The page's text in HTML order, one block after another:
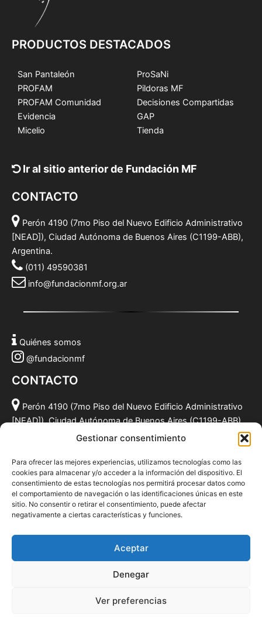
Gestionar consentimiento
Para ofrecer las mejores experiencias, utilizamos tecnologías como las
cookies para almacenar y/o acceder a la información del dispositivo. El
consentimiento de estas tecnologías nos permitirá procesar datos como
el comportamiento de navegación o las identificaciones únicas en este
sitio. No consentir o retirar el consentimiento, puede afectar
negativamente a ciertas características y funciones.
Aceptar
Denegar
Ver preferencias
PRODUCTOS DESTACADOS
San Pantaleón
PROFAM
PROFAM Comunidad
Evidencia
Micelio
ProSaNi
Pildoras MF
Decisiones Compartidas
GAP
Tienda
Ir al sitio anterior de Fundación MF
CONTACTO
Perón 4190 (7mo Piso del Nuevo Edificio Administrativo
[NEAD]), Ciudad Autónoma de Buenos Aires (C1199-ABB),
Argentina.
(011) 49590381
info@fundacionmf.org.ar
Quiénes somos
@fundacionmf
CONTACTO
Perón 4190 (7mo Piso del Nuevo Edificio Administrativo
[NEAD]), Ciudad Autónoma de Buenos Aires (C1199-ABB),
info@fundacionmf.org.ar
Politica de privacidad